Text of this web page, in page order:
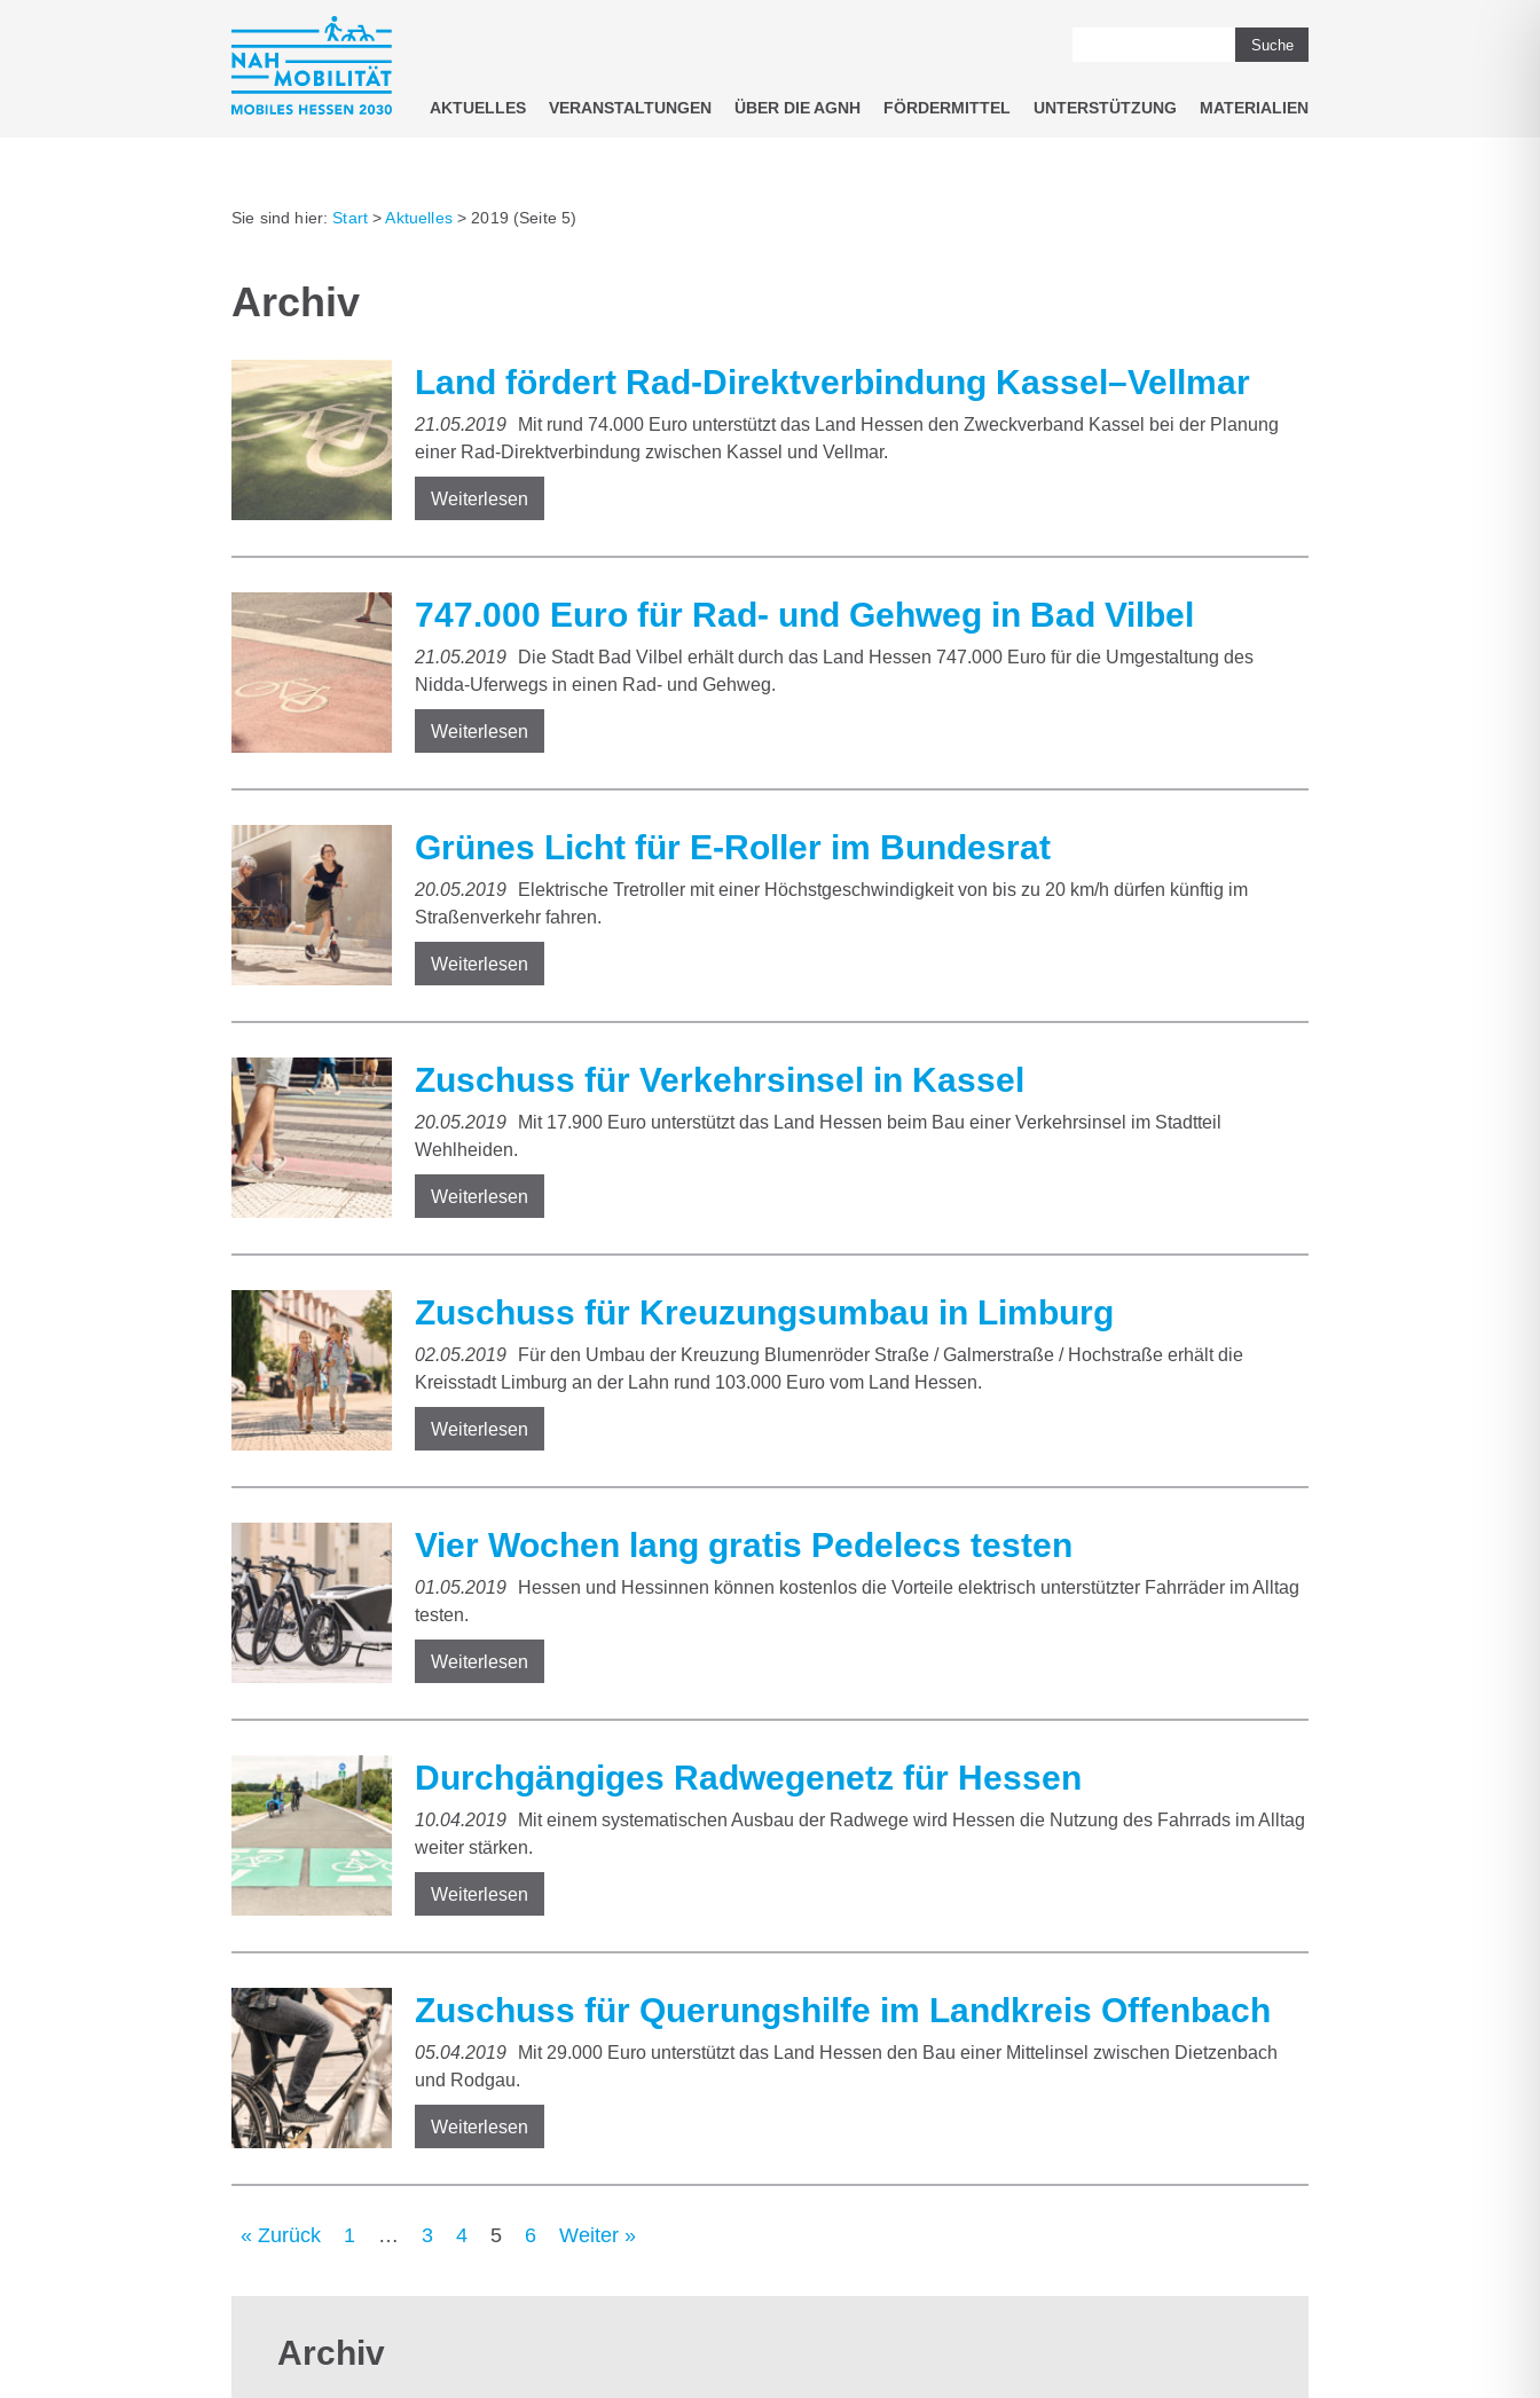
Suche
AKTUELLES VERANSTALTUNGEN ÜBER DIE AGNH FÖRDERMITTEL UNTERSTÜTZUNG MATERIALIEN
Sie sind hier:Start >Aktuelles> 2019 (Seite 5)
Archiv
Land fördert Rad-Direktverbindung Kassel–Vellmar
21.05.2019
Mit rund 74.000 Euro unterstützt das Land Hessen den Zweckverband Kassel bei der Planung
einer Rad-Direktverbindung zwischen Kassel und Vellmar.
Weiterlesen
747.000 Euro für Rad- und Gehweg in Bad Vilbel
21.05.2019
Die Stadt Bad Vilbel erhält durch das Land Hessen 747.000 Euro für die Umgestaltung des
Nidda-Uferwegs in einen Rad- und Gehweg.
Weiterlesen
Grünes Licht für E-Roller im Bundesrat
20.05.2019
Elektrische Tretroller mit einer Höchstgeschwindigkeit von bis zu 20 km/h dürfen künftig im
Straßenverkehr fahren.
Weiterlesen
Zuschuss für Verkehrsinsel in Kassel
20.05.2019
Mit 17.900 Euro unterstützt das Land Hessen beim Bau einer Verkehrsinsel im Stadtteil
Wehlheiden.
Weiterlesen
Zuschuss für Kreuzungsumbau in Limburg
02.05.2019
Für den Umbau der Kreuzung Blumenröder Straße / Galmerstraße / Hochstraße erhält die
Kreisstadt Limburg an der Lahn rund 103.000 Euro vom Land Hessen.
Weiterlesen
Vier Wochen lang gratis Pedelecs testen
01.05.2019
Hessen und Hessinnen können kostenlos die Vorteile elektrisch unterstützter Fahrräder im Alltag
testen.
Weiterlesen
Durchgängiges Radwegenetz für Hessen
10.04.2019
Mit einem systematischen Ausbau der Radwege wird Hessen die Nutzung des Fahrrads im Alltag
weiter stärken.
Weiterlesen
Zuschuss für Querungshilfe im Landkreis Offenbach
05.04.2019
Mit 29.000 Euro unterstützt das Land Hessen den Bau einer Mittelinsel zwischen Dietzenbach
und Rodgau.
Weiterlesen
« Zurück 1 … 3 4 5 6 Weiter »
Archiv